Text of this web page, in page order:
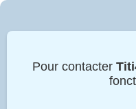
Pour contacter